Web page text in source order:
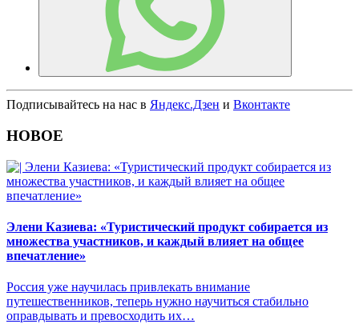
Подписывайтесь на нас в Яндекс.Дзен и Вконтакте
НОВОЕ
Элени Казиева: «Туристический продукт собирается из
множества участников, и каждый влияет на общее
впечатление»
Россия уже научилась привлекать внимание
путешественников, теперь нужно научиться стабильно
оправдывать и превосходить их…